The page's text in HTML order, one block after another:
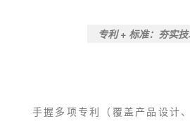
专利 + 标准：夯实
手握多项专利（覆盖产品设计